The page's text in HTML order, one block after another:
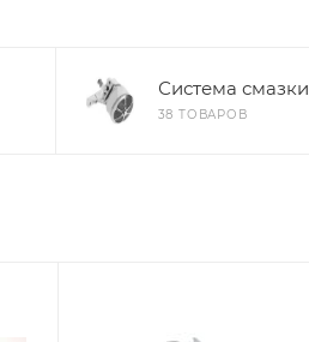
Система смазки
38 ТОВАРОВ